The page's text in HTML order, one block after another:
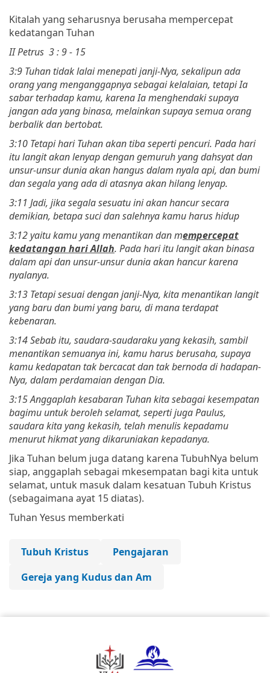
Kitalah yang seharusnya berusaha mempercepat
kedatangan Tuhan
II Petrus 3 : 9 - 15
3:9 Tuhan tidak lalai menepati janji-Nya, sekalipun ada
orang yang menganggapnya sebagai kelalaian, tetapi Ia
sabar terhadap kamu, karena Ia menghendaki supaya
jangan ada yang binasa, melainkan supaya semua orang
berbalik dan bertobat.
3:10 Tetapi hari Tuhan akan tiba seperti pencuri. Pada hari
itu langit akan lenyap dengan gemuruh yang dahsyat dan
unsur-unsur dunia akan hangus dalam nyala api, dan bumi
dan segala yang ada di atasnya akan hilang lenyap.
3:11 Jadi, jika segala sesuatu ini akan hancur secara
demikian, betapa suci dan salehnya kamu harus hidup
3:12 yaitu kamu yang menantikan dan mempercepat
kedatangan hari Allah. Pada hari itu langit akan binasa
dalam api dan unsur-unsur dunia akan hancur karena
nyalanya.
3:13 Tetapi sesuai dengan janji-Nya, kita menantikan langit
yang baru dan bumi yang baru, di mana terdapat
kebenaran.
3:14 Sebab itu, saudara-saudaraku yang kekasih, sambil
menantikan semuanya ini, kamu harus berusaha, supaya
kamu kedapatan tak bercacat dan tak bernoda di hadapan-
Nya, dalam perdamaian dengan Dia.
3:15 Anggaplah kesabaran Tuhan kita sebagai kesempatan
bagimu untuk beroleh selamat, seperti juga Paulus,
saudara kita yang kekasih, telah menulis kepadamu
menurut hikmat yang dikaruniakan kepadanya.
Jika Tuhan belum juga datang karena TubuhNya belum
siap, anggaplah sebagai mkesempatan bagi kita untuk
selamat, untuk masuk dalam kesatuan Tubuh Kristus
(sebagaimana ayat 15 diatas).
Tuhan Yesus memberkati
Tubuh Kristus
Pengajaran
Gereja yang Kudus dan Am